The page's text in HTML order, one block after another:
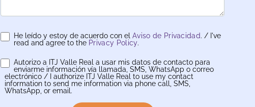
He leído y estoy de acuerdo con el Aviso de Privacidad. / I've
read and agree to the Privacy Policy.
Autorizo a ITJ Valle Real a usar mis datos de contacto para
enviarme información vía llamada, SMS, WhatsApp o correo
electrónico / I authorize ITJ Valle Real to use my contact
information to send me information via phone call, SMS,
WhatsApp, or email.